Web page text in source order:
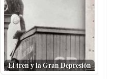
El tren y la Gran Depresión